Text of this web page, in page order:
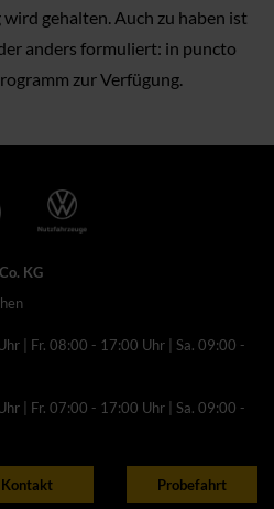
gehalten. Auch zu haben ist
anders formuliert: in puncto
zur Verfügung.
KG
| Fr. 08:00 - 17:00 Uhr | Sa. 09:00 -
| Fr. 07:00 - 17:00 Uhr | Sa. 09:00 -
Kontakt Probefahrt